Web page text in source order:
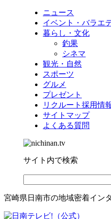
ニュース
イベント・バラエ
暮らし・文化
釣果
シネマ
観光・自然
スポーツ
グルメ
プレゼント
リクルート採用情
サイトマップ
よくある質問
サイト内で検索
宮崎県日南市の地域密着イン